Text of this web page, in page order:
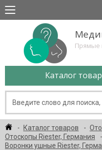
Прямые
Каталог
Каталог товаров
Отоскопы Riester, Германия
Воронки ушные Riester,